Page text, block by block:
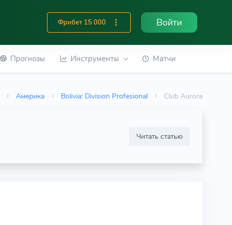
Фрибет 15 000 Войти
Прогнозы Инструменты Матчи
Америка Bolivia: Division Profesional Club Aurora
Читать статью